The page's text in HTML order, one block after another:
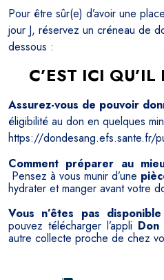
Pour être sûr(e) d’avoir une
jour J, réservez un créneau de
dessous :
C’EST ICI
Assurez-vous de pouvoir
éligibilité au don en quelques
https://dondesang.efs.sante.fr/
Comment préparer au
Pensez à vous munir d’une
hydrater etmanger avant votre
Vous n’êtes pas
pouvez télécharger l’appli
autre collecte proche de chez